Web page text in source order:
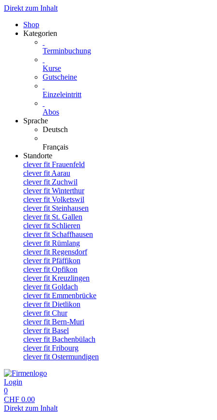
Direkt zum Inhalt
Shop
Kategorien
Terminbuchung
Kurse
Gutscheine
Einzeleintritt
Abos
Sprache
Deutsch
Français
Standorte
clever fit Frauenfeld
clever fit Aarau
clever fit Zuchwil
clever fit Winterthur
clever fit Volketswil
clever fit Steinhausen
clever fit St. Gallen
clever fit Schlieren
clever fit Schaffhausen
clever fit Rümlang
clever fit Regensdorf
clever fit Pfäffikon
clever fit Opfikon
clever fit Kreuzlingen
clever fit Goldach
clever fit Emmenbrücke
clever fit Dietlikon
clever fit Chur
clever fit Bern-Muri
clever fit Basel
clever fit Bachenbülach
clever fit Fribourg
clever fit Ostermundigen
Login
0
CHF 0.00
Direkt zum Inhalt